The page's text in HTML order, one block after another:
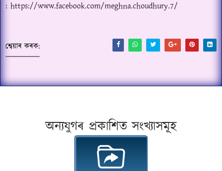
: https://www.facebook.com/meghna.choudhury.7/
শ্বেয়াৰ কৰক:
অন্যযুগৰ প্ৰকাশিত সংখ্যাসমূহ